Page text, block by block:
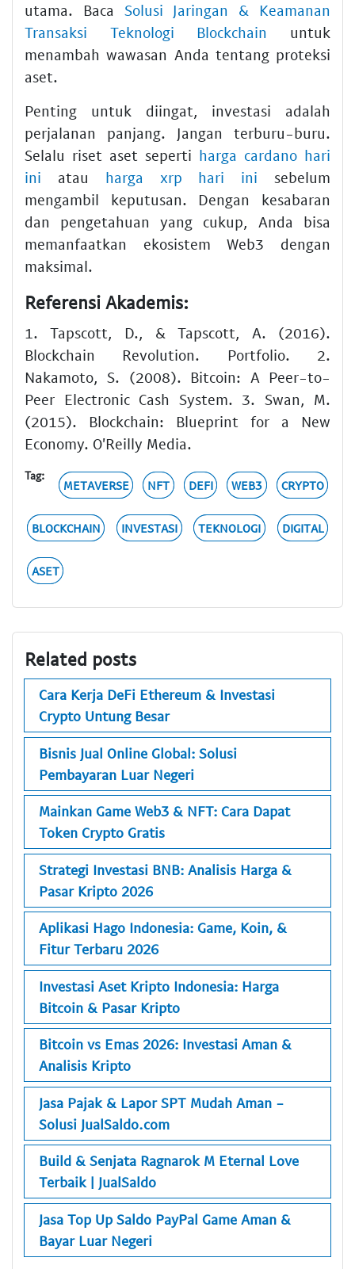
utama. Baca Solusi Jaringan & Keamanan
Transaksi Teknologi Blockchain
untuk
menambah wawasan Anda tentang proteksi
aset.
Penting untuk diingat, investasi adalah
perjalanan panjang. Jangan terburu-buru.
Selalu riset aset seperti harga cardano hari
ini atau harga xrp hari ini sebelum
mengambil keputusan. Dengan kesabaran
dan pengetahuan yang cukup, Anda bisa
memanfaatkan ekosistem Web3 dengan
maksimal.
Referensi Akademis:
1. Tapscott, D., & Tapscott, A. (2016).
Blockchain Revolution. Portfolio. 2.
Nakamoto, S. (2008). Bitcoin: A Peer-to-
Peer Electronic Cash System. 3. Swan, M.
(2015). Blockchain: Blueprint for a New
Economy. O'Reilly Media.
Tag:
METAVERSE NFT DEFI WEB3 CRYPTO
BLOCKCHAIN INVESTASI TEKNOLOGI DIGITAL
ASET
Related posts
Cara Kerja DeFi Ethereum & Investasi
Crypto Untung Besar
Bisnis Jual Online Global: Solusi
Pembayaran Luar Negeri
Mainkan Game Web3 & NFT: Cara Dapat
Token Crypto Gratis
Strategi Investasi BNB: Analisis Harga &
Pasar Kripto 2026
Aplikasi Hago Indonesia: Game, Koin, &
Fitur Terbaru 2026
Investasi Aset Kripto Indonesia: Harga
Bitcoin & Pasar Kripto
Bitcoin vs Emas 2026: Investasi Aman &
Analisis Kripto
Jasa Pajak & Lapor SPT Mudah Aman -
Solusi JualSaldo.com
Build & Senjata Ragnarok M Eternal Love
Terbaik | JualSaldo
Jasa Top Up Saldo PayPal Game Aman &
Bayar Luar Negeri